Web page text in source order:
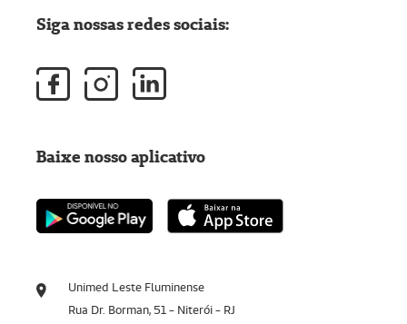
Unimed Leste Fluminense
Rua Dr. Borman, 51 - Niterói - RJ
Siga nossas redes sociais:
Baixe nosso aplicativo